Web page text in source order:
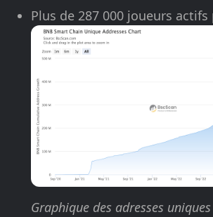
Plus de 287 000 joueurs
Graphique des adresses